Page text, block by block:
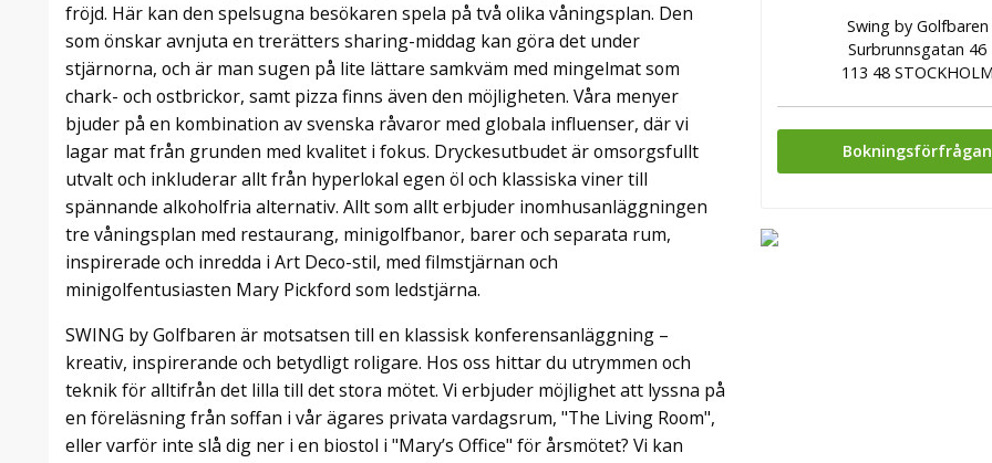
fröjd. Här kan den spelsugna besökaren spela på två olika våningsplan. Den
som önskar avnjuta en trerätters sharing-middag kan göra det under
stjärnorna, och är man sugen på lite lättare samkväm med mingelmat som
chark- och ostbrickor, samt pizza finns även den möjligheten. Våra menyer
bjuder på en kombination av svenska råvaror med globala influenser, där vi
lagar mat från grunden med kvalitet i fokus. Dryckesutbudet är omsorgsfullt
utvalt och inkluderar allt från hyperlokal egen öl och klassiska viner till
spännande alkoholfria alternativ. Allt som allt erbjuder inomhusanläggningen
tre våningsplan med restaurang, minigolfbanor, barer och separata rum,
inspirerade och inredda i Art Deco-stil, med filmstjärnan och
minigolfentusiasten Mary Pickford som ledstjärna.
SWING by Golfbaren är motsatsen till en klassisk konferensanläggning –
kreativ, inspirerande och betydligt roligare. Hos oss hittar du utrymmen och
teknik för alltifrån det lilla till det stora mötet. Vi erbjuder möjlighet att lyssna på
en föreläsning från soffan i vår ägares privata vardagsrum, "The Living Room",
eller varför inte slå dig ner i en biostol i "Mary’s Office" för årsmötet? Vi kan
Swing by Golfbaren
Surbrunnsgatan 46
113 48
Bokningsförfrågan